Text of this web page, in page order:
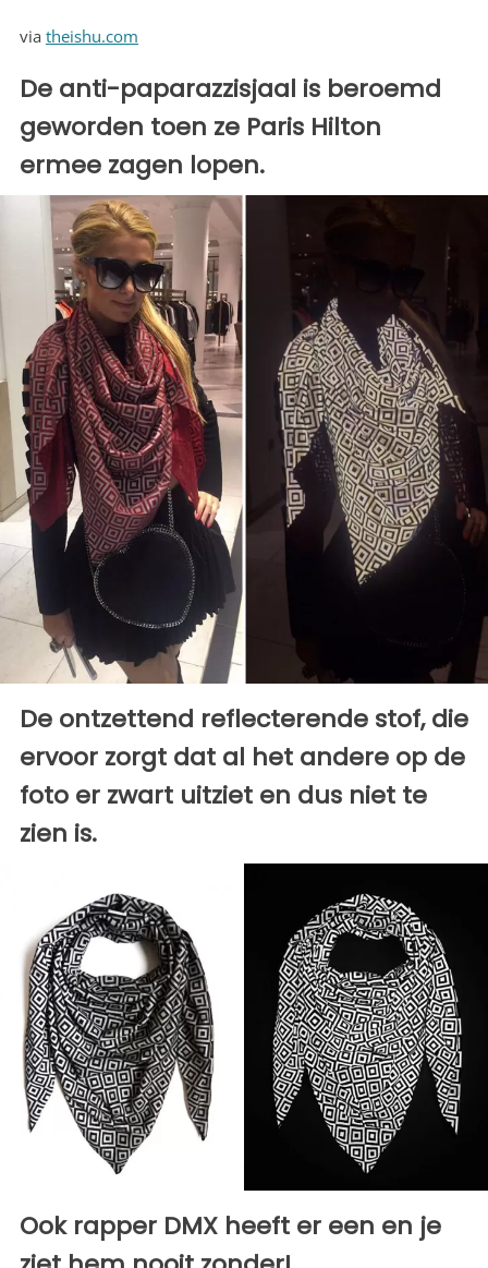
via theishu.com
De anti-paparazzisjaal is beroemd
geworden toen ze Paris Hilton
ermee zagen lopen.
De ontzettend reflecterende stof, die
ervoor zorgt dat al het andere op de
foto er zwart uitziet en dus niet te
zien is.
Ook rapper DMX heeft er een en je